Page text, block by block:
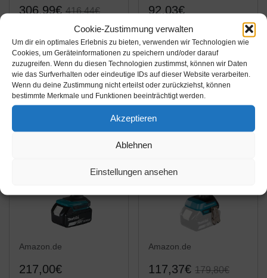
Cookie-Zustimmung verwalten
Um dir ein optimales Erlebnis zu bieten, verwenden wir Technologien wie
Cookies, um Geräteinformationen zu speichern und/oder darauf
zuzugreifen. Wenn du diesen Technologien zustimmst, können wir Daten
wie das Surfverhalten oder eindeutige IDs auf dieser Website verarbeiten.
Wenn du deine Zustimmung nicht erteilst oder zurückziehst, können
bestimmte Merkmale und Funktionen beeinträchtigt werden.
Akzeptieren
Ablehnen
Einstellungen ansehen
306,99€416,44€
Schlagbohrschrauber 2
x 18V 3Ah, im Alukoffer
inkl. 96-tlg. Zubehörset
DHP453RFX2
Amazon / Ebay
Produkt ansehen*
92,03€
Makita DHP485Z
Schlagbohrschrauber
18,0V (ohne Akku/ohne
Ladegerät), 18 V,
Schwarz, Blau
Amazon / Ebay
Produkt ansehen*
Amazon.de
217,00€
-34%
Amazon.de
117,37€ 179,80€